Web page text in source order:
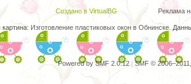
Создано в VirtualBG Реклама
картина: Изготовление пластиковых окон в Обнинске.
Powered by SMF 2.0.12|SMF ©